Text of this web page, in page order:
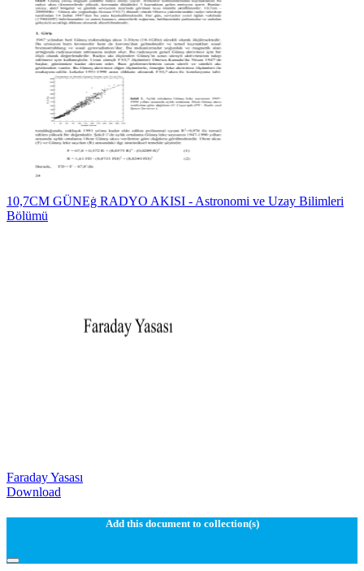
10,7CM GÜNEġ RADYO AKISI - Astronomi ve Uzay Bilimleri
Bölümü
Faraday Yasası
Download
Add this document to collection(s)